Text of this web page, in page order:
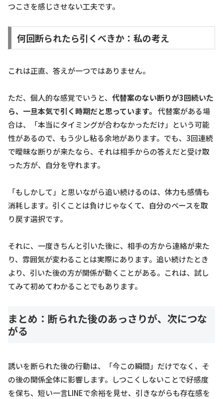
つこさを感じさせない工夫です。
何回断られたら引くべきか：私の考え
これは正直、答えが一つではありません。
ただ、個人的な感覚でいうと、 代替案のない断りが3回続いた
ら、一旦本気で引く時期だと思っています。 代替案がある場
合は、「本当にタイミングが合わなかっただけ」という可能
性があるので、もう少し粘る余地があります。でも、3回連続
で曖昧な断りが来たなら、それは相手からの答えだと受け取
った方が、自分を守れます。
「もしかして」と思いながら追い続けるのは、体力も感情も
消耗します。引くことは負けじゃなくて、自分のペースを取
り戻す選択です。
それに、一度きちんと引いた後に、相手の方から連絡が来た
り、雰囲気が変わることは実際にあります。追い続けたとき
より、引いた後の方が関係が動くことがある。これは、試し
てみて初めてわかることでもあります。
まとめ：断られた後のあっさりが、次につな
がる
誘いを断られた後の行動は、「今この瞬間」だけでなく、そ
の後の関係全体に影響します。しつこくしないことで好感度
を保ち、短い一言LINEで余裕を見せ、引きながらも存在感を